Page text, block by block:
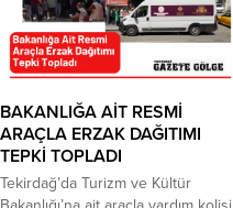
sonraki nesillerde kadınlarımızın
daha mutlu ve huzurlu olabilmesi
ideali için savaşmaya devam
Kadın Kolları Başkanı Büşranur
Pelen,İl Başkanlığı binasında
Süleymanpaşa İlçe Başkanı Ali
Engin...
BAKANLIĞA AİT RESMİ
ARAÇLA ERZAK DAĞITIMI
TEPKİ TOPLADI
Tekirdağ’da Turizm ve Kültür